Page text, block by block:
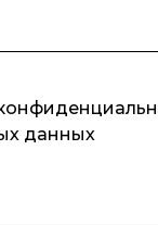
данных